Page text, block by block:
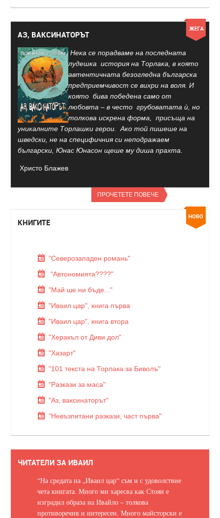
АЗ, ВАКСИНАТОРЪТ
Нека се порадваме на последната
лудешка история на Торлака, в която
автентичната безогледна българска
предприемчивост се вихри на воля. И
която бива победена само от
любовта – в често грубоватата ѝ, но
толкова искрена форма, присъща на
уникалните Торлашки герои. Ако той пишеше на
шведски, не на специфичния си неподражаем
български, Юнас Юнасон щеше му диша прахта.
Христо Блажев
ПРОЧЕТЕТЕ ПОВЕЧЕ
КНИГИТЕ
"Северозападен романь"
"Автономията????"
"Май ше ни бъде..."
"Иваил цар", книга първа
"Иваил цар", книга втора
"Херакъл от Диви дол"
"Хазарт"
"101 текста на Торлака за Биволъ"
"Разкази за маса"
"Аз, ваксинаторът"
"Невъзпитани разкази, част първа"
ЧИТАТЕЛИ ЗА ИВАИЛ
“На средата на „Иваил цар“ съм и с удоволствие
чета книгата. Много ми харесва как Стоян е
изградил образа на Ивайло – толкова
противоречив и интересен. Много майсторски е